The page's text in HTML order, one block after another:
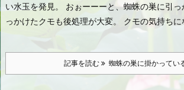
い水玉を発見。 おぉーーーと、蜘蛛の巣に引っ
っかけたクモも後処理が大変。 クモの気持ちに
記事を読む 蜘蛛の巣に掛かってい